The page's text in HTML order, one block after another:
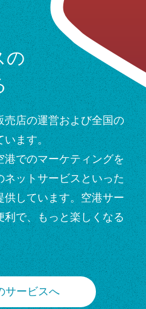
の
売店の運営および全国の
います。
港でのマーケティングを
ネットサービスといった
供しています。空港サー
利で、もっと楽しくなる
サービスへ